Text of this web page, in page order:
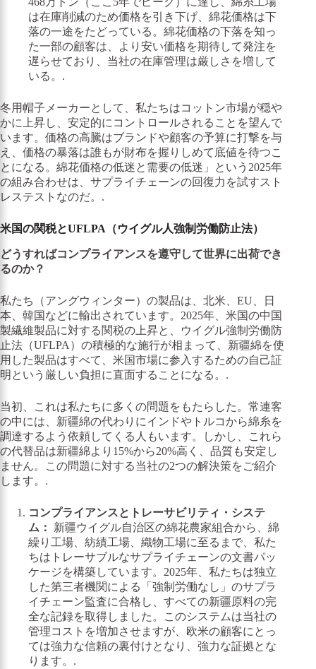
は在庫削減のため価格を引き下げ、綿花価格は下
落の一途をたどっている。綿花価格の下落を知っ
た一部の顧客は、より安い価格を期待して発注を
遅らせており、当社の在庫管理は厳しさを増して
いる。.
冬用帽子メーカーとして、私たちはコットン市場が穏や
かに上昇し、安定的にコントロールされることを望んで
います。価格の高騰はブランドや顧客の予算に打撃を与
え、価格の暴落は誰もが財布を握りしめて底値を待つこ
とになる。綿花価格の低迷と需要の低迷」という2025年
の組み合わせは、サプライチェーンの回復力を試すスト
レステストなのだ。.
米国の関税とUFLPA（ウイグル人強制労働防止法）
どうすればコンプライアンスを遵守して世界に出荷でき
るのか？
私たち（アングウィンター）の製品は、北米、EU、日
本、韓国などに輸出されています。2025年、米国の中国
製繊維製品に対する関税の上昇と、ウイグル強制労働防
止法（UFLPA）の積極的な施行が相まって、新疆綿を使
用した製品はすべて、米国市場に参入するための自己証
明という厳しい負担に直面することになる。.
当初、これは私たちに多くの問題をもたらした。常連客
の中には、新疆綿の代わりにインドやトルコから綿糸を
調達するよう依頼してくる人もいます。しかし、これら
の代替品は新疆綿より15%から20%高く、品質も安定し
ません。この問題に対する当社の2つの解決策をご紹介
します。.
コンプライアンスとトレーサビリティ・システ
ム：
新疆ウイグル自治区の綿花農家組合から、綿
繰り工場、紡績工場、織物工場に至るまで、私た
ちはトレーサブルなサプライチェーンの文書パッ
ケージを構築しています。2025年、私たちは独立
した第三者機関による「強制労働なし」のサプラ
イチェーン監査に合格し、すべての新疆原料の完
全な記録を取得しました。このシステムは当社の
管理コストを増加させますが、欧米の顧客にとっ
ては強力な信頼の裏付けとなり、強力な証拠とな
ります。.